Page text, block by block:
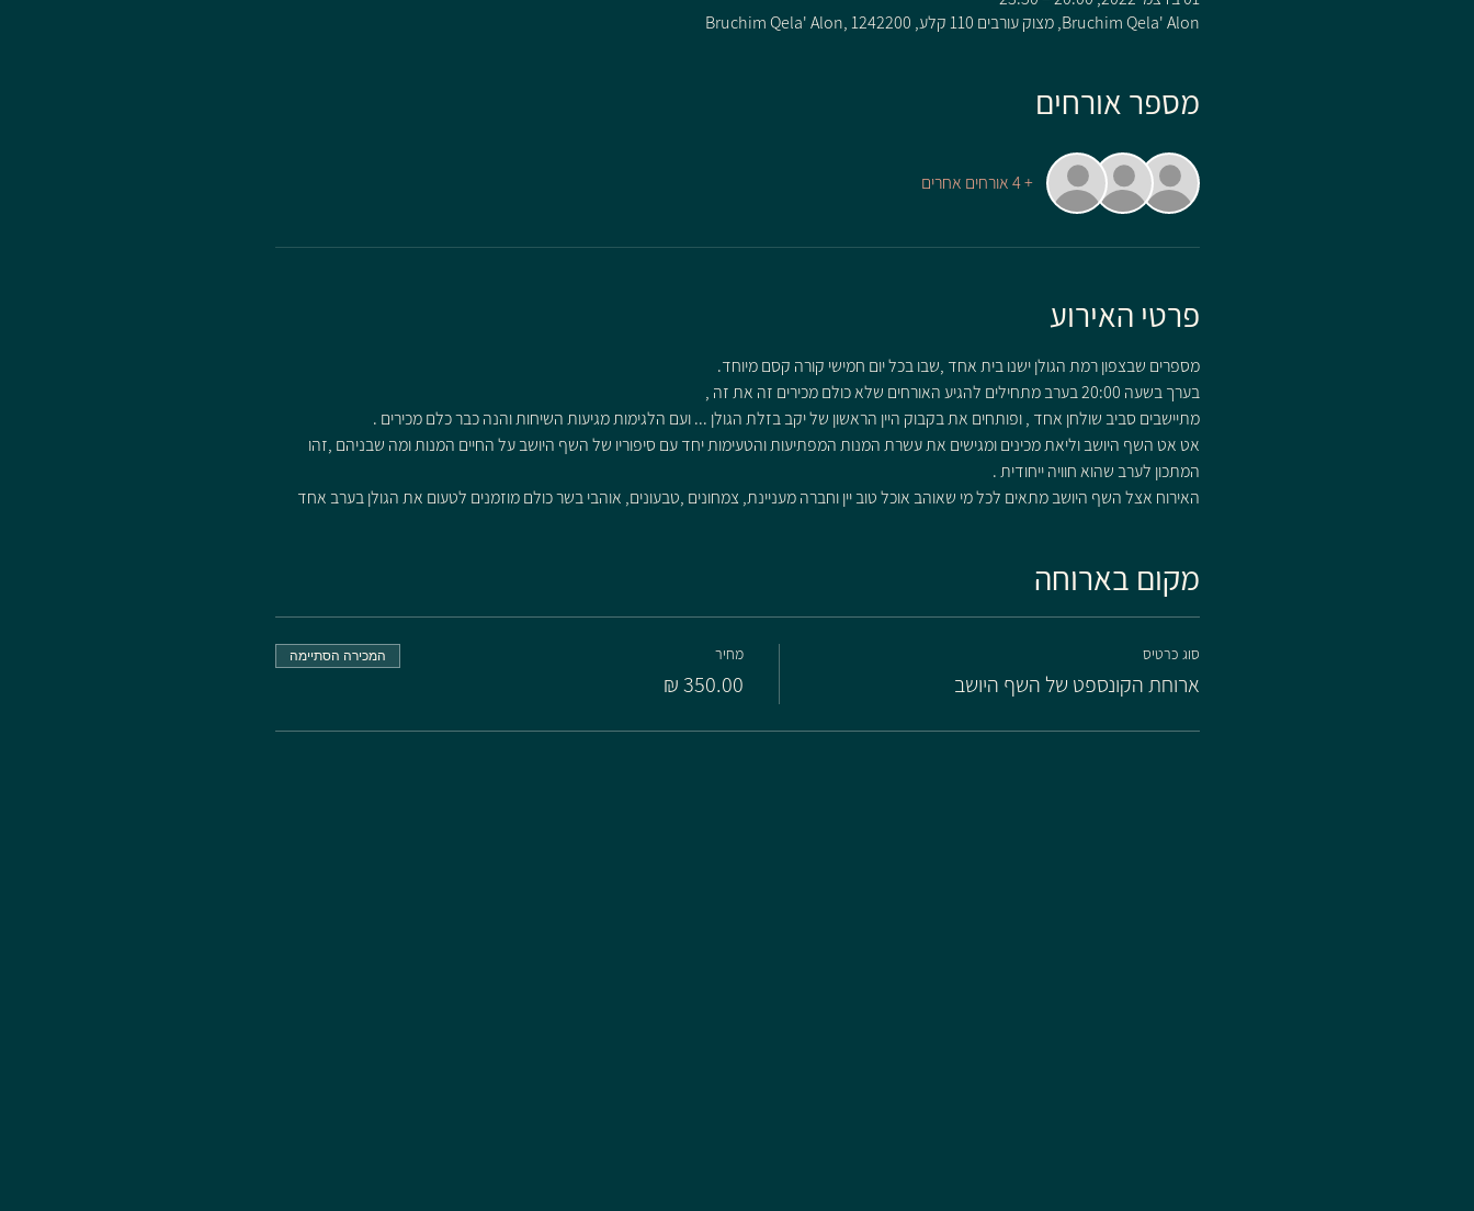
Bruchim Qela' Alon, מצוק עורבים 110 קלע, Bruchim Qela' Alon, 1242200
מספר אורחים
+ 4 אורחים אחרים
פרטי האירוע
מספרים שבצפון רמת הגולן ישנו בית אחד ,שבו בכל יום חמישי קורה קסם מיוחד.
בערך בשעה 20:00 בערב מתחילים להגיע האורחים שלא כולם מכירים זה את זה ,
מתיישבים סביב שולחן אחד , ופותחים את בקבוק היין הראשון של יקב בזלת הגולן ... ועם הלגימות מגיעות השיחות והנה כבר כלם מכירים .
אט אט השף היושב וליאת מכינים ומגישים את עשרת המנות המפתיעות והטעימות יחד עם סיפוריו של השף היושב על החיים המנות ומה שבניהם ,זהו
המתכון לערב שהוא חוויה ייחודית .
האירוח אצל השף היושב מתאים לכל מי שאוהב אוכל טוב יין וחברה מעניינת, צמחונים ,טבעונים, אוהבי בשר כולם מוזמנים לטעום את הגולן בערב אחד
מקום בארוחה
סוג כרטיס
ארוחת הקונספט של השף היושב
מחיר המכירה הסתיימה